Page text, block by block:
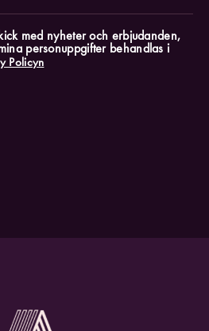
med nyheter och erbjudanden,
personuppgifter behandlas i
Policyn